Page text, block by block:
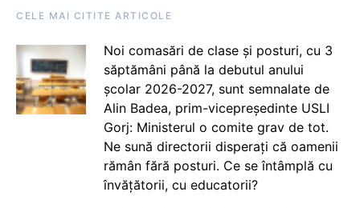
CELE MAI CITITE ARTICOLE
Noi comasări de clase și posturi, cu 3
săptămâni până la debutul anului
școlar 2026-2027, sunt semnalate de
Alin Badea, prim-vicepreședinte USLI
Gorj: Ministerul o comite grav de tot.
Ne sună directorii disperați că oamenii
rămân fără posturi. Ce se întâmplă cu
învățătorii, cu educatorii?